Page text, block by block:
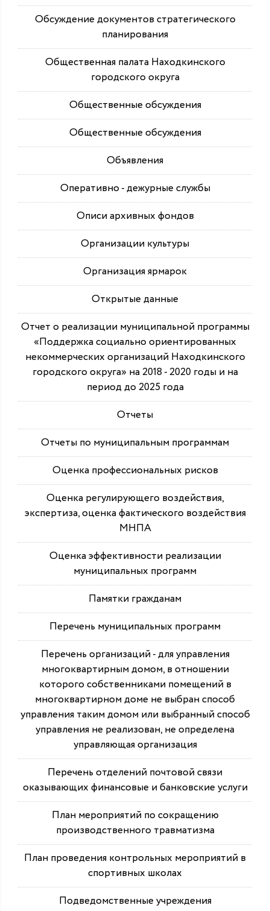
Обсуждение документов стратегического
планирования
Общественная палата Находкинского
городского округа
Общественные обсуждения
Общественные обсуждения
Объявления
Оперативно - дежурные службы
Описи архивных фондов
Организации культуры
Организация ярмарок
Открытые данные
Отчет о реализации муниципальной программы
«Поддержка социально ориентированных
некоммерческих организаций Находкинского
городского округа» на 2018 - 2020 годы и на
период до 2025 года
Отчеты
Отчеты по муниципальным программам
Оценка профессиональных рисков
Оценка регулирующего воздействия,
экспертиза, оценка фактического воздействия
МНПА
Оценка эффективности реализации
муниципальных программ
Памятки гражданам
Перечень муниципальных программ
Перечень организаций - для управления
многоквартирным домом, в отношении
которого собственниками помещений в
многоквартирном доме не выбран способ
управления таким домом или выбранный способ
управления не реализован, не определена
управляющая организация
Перечень отделений почтовой связи
оказывающих финансовые и банковские услуги
План мероприятий по сокращению
производственного травматизма
План проведения контрольных мероприятий в
спортивных школах
Подведомственные учреждения